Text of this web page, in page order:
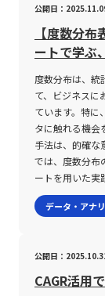
ツールやソフト
ィリティは、
ルズ・モデル」
ては高度な知識
ら、ボラティリ
ではなく、細部
されるのです。
合、たとえば当
「ティピカル・
一般的です。そ
TR／当日のTP
ます。この計算
られます。 この
数値の意味合
に理解すること
わぬ損失が発生
い時はストッ
利な価格で成立
徹底が不可欠で
引量を調整し、
ニカル分析指標
ラティリティイ
されるが、これ
いと、誤った判
よるボラティリ
経済的なイベン
するチャンスと
る。 ・ボラティ
インジケーター
済指標や市場ニ
テム」として提
通じて、社員
に対しても迅速か
テムの注意点 人事システムを導入するにあたっては、その利便性
や効果の高さと
導入目的と求め
す。各企業が抱
動のステータス
元管理が不備な
ります。したが
ムが課題解決に
れます。 第二に、システムの提供形態――クラウド型、オンプレミス
型、またはパッ
特化したカスタ
ミス型はシステ
コストがかかる
もともとは統計
たこの手法は
ジメントにお
めの有力なツー
は、選択肢をツ
を容易にし、複
ンツリーの基本概念と活用意義
正方形、円、三
階を明確化する
定ノード（多く
ードやイベント
点ノード（三
対する数値的な
るためのツール
討する際の意思
有を促進する点
公開日：
【度数分
ートで学ぶ
度数分布は、統
て、ビジネスに
ています。特に
タに触れる機会
手法は、的確な
では、度数分布
ートを用いた実
といった代表
に解説します。 度数分布とは 度数分布とは、膨大なデータ群を特
特徴を一目で把
ことで全体の傾
データ・アナ
公開日：
CAGR活用